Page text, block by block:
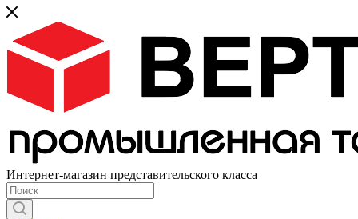
Интернет-магазин представительского класса